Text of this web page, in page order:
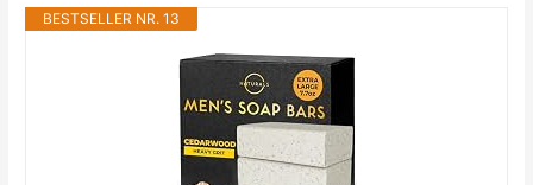
BESTSELLER NR. 13